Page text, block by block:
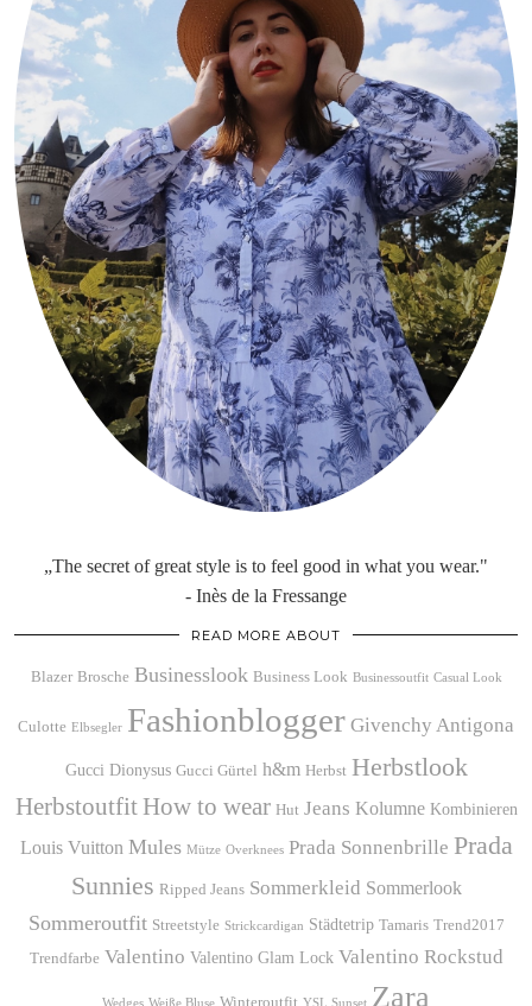
„The secret of great style is to feel good in what you wear."
- Inès de la Fressange
READ MORE ABOUT
Blazer Brosche Businesslook Business Look Businessoutfit Casual Look
Culotte Elbsegler Fashionblogger Givenchy Antigona
Gucci Dionysus Gucci Gürtel h&m Herbst Herbstlook
Herbstoutfit How to wear Hut Jeans Kolumne Kombinieren
Louis Vuitton Mules Mütze Overknees Prada Sonnenbrille Prada
Sunnies Ripped Jeans Sommerkleid Sommerlook
Sommeroutfit Streetstyle Strickcardigan Städtetrip Tamaris Trend2017
Trendfarbe Valentino Valentino Glam Lock Valentino Rockstud
Wedges Weiße Bluse Winteroutfit YSL Sunset Zara